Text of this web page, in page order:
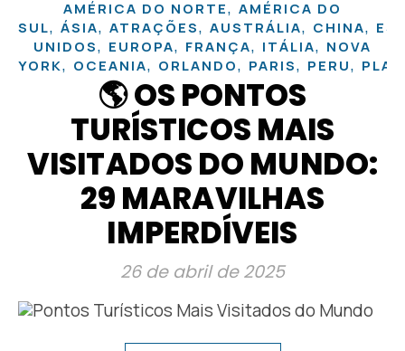
AMÉRICA DO NORTE, AMÉRICA DO
SUL, ÁSIA, ATRAÇÕES, AUSTRÁLIA, CHINA,
UNIDOS, EUROPA, FRANÇA, ITÁLIA, NOVA
YORK, OCEANIA, ORLANDO, PARIS, PERU,
🌎 OS PONTOS
TURÍSTICOS MAIS
VISITADOS DO MUNDO:
29 MARAVILHAS
IMPERDÍVEIS
26 de abril de 2025